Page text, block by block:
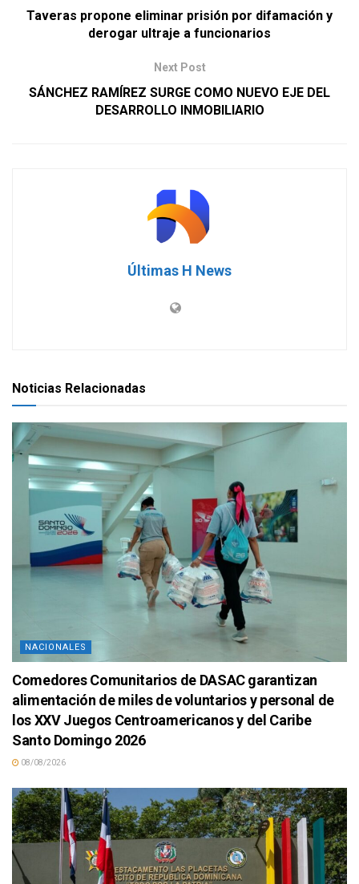
Taveras propone eliminar prisión por difamación y
derogar ultraje a funcionarios
Next Post
SÁNCHEZ RAMÍREZ SURGE COMO NUEVO EJE DEL
DESARROLLO INMOBILIARIO
Últimas H News
Noticias Relacionadas
NACIONALES
Comedores Comunitarios de DASAC garantizan
alimentación de miles de voluntarios y personal de
los XXV Juegos Centroamericanos y del Caribe
Santo Domingo 2026
08/08/2026